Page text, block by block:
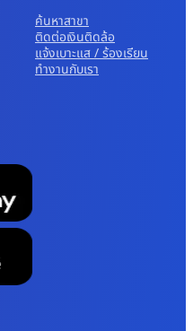
ค้นหาสาขา
ติดต่อเงินติดล้อ
แจ้งเบาะแส / ร้องเรียน
ทํางานกับเรา